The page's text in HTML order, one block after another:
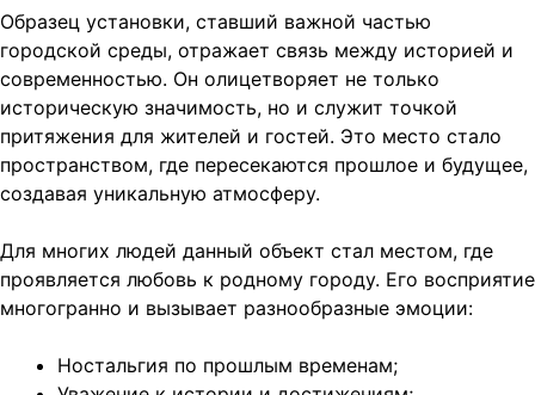
Образец установки, ставший важной частью
городской среды, отражает связь между историей и
современностью. Он олицетворяет не только
историческую значимость, но и служит точкой
притяжения для жителей и гостей. Это место стало
пространством, где пересекаются прошлое и будущее,
создавая уникальную атмосферу.
Для многих людей данный объект стал местом, где
проявляется любовь к родному городу. Его восприятие
многогранно и вызывает разнообразные эмоции:
Ностальгия по прошлым временам;